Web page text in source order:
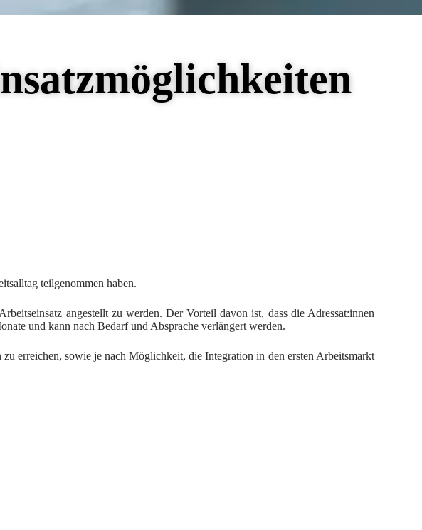
teilgenommen haben.
angestellt zu werden. Der Vorteil davon ist, dass die Adressat:innen
und kann nach Bedarf und Absprache verlängert werden.
erreichen, sowie je nach Möglichkeit, die Integration in den ersten Arbeitsmarkt